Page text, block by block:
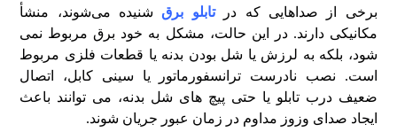
برخی از صداهایی که درتابلو برق
شنیده می‌شوند، منشأ
مکانیکی دارند. در این حالت، مشکل به خود برق مربوط نمی‌
شود، بلکه به لرزش یا شل بودن بدنه یا قطعات فلزی مربوط
است. نصب نادرست ترانسفورماتور یا سینی کابل، اتصال
ضعیف درب تابلو یا حتی پیچ‌ های شل بدنه، می‌ توانند باعث
ایجاد صدای وزوز مداوم در زمان عبور جریان شوند.